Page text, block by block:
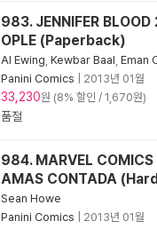
983. JENNIFER BLOOD
OPLE (Paperback)
Al Ewing Kewbar Baal Eman
Panini Comics
2013년 01월
33,230원 (8% 할인 / 1,670원)
품절
984. MARVEL
AMAS CONTADA
Sean Howe
Panini Comics
2013년 01월